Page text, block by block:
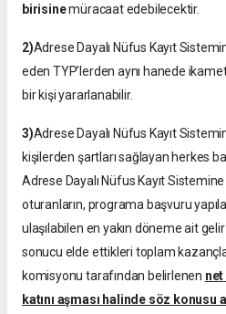
birisinemüracaat edebilecektir.
2)Adrese Dayalı Nüfus Kayıt
eden TYP’lerden aynı hanede
bir kişi yararlanabilir.
3)Adrese Dayalı Nüfus Kayıt
kişilerden şartları sağlayan herkes
Adrese Dayalı Nüfus Kayıt
oturanların, programa başvuru
ulaşılabilen en yakın döneme ait
sonucu elde ettikleri toplam
komisyonu tarafından belirlenen net
katını aşması halinde söz